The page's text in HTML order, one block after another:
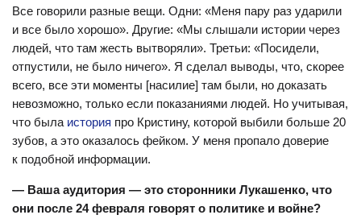
Все говорили разные вещи. Одни: «Меня пару раз ударили
и все было хорошо». Другие: «Мы слышали истории через
людей, что там жесть вытворяли». Третьи: «Посидели,
отпустили, не было ничего». Я сделал выводы, что, скорее
всего, все эти моменты [насилие] там были, но доказать
невозможно, только если показаниями людей. Но учитывая,
что была история про Кристину, которой выбили больше 20
зубов, а это оказалось фейком. У меня пропало доверие
к подобной информации.
— Ваша аудитория — это сторонники Лукашенко, что
они после 24 февраля говорят о политике и войне?